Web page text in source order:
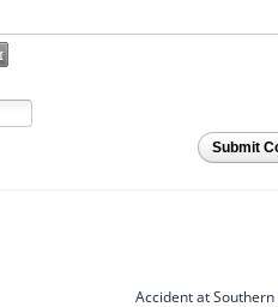
Submit
Accident at